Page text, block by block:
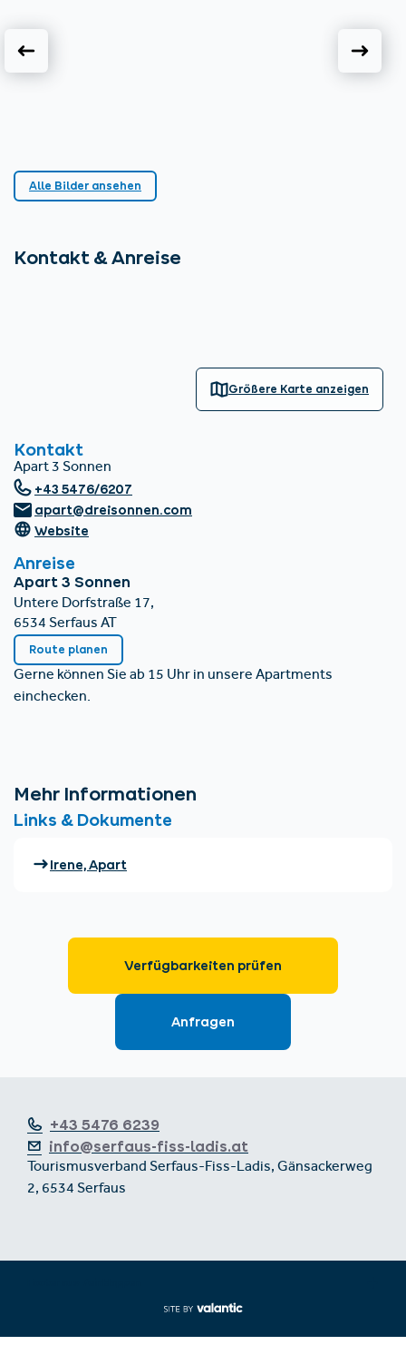
+43 5476 6239
info@serfaus-fiss-ladis.at
Tourismusverband Serfaus-Fiss-Ladis, Gänsackerweg
2, 6534 Serfaus